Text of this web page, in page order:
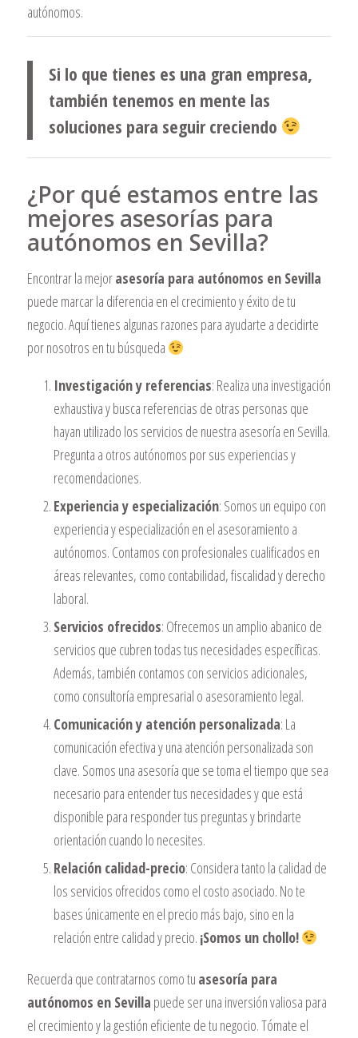
autónomos.
Si lo que tienes es una gran empresa,
también tenemos en mente las
soluciones para seguir creciendo
¿Por qué estamos entre las
mejores asesorías para
autónomos en Sevilla?
Encontrar la mejorasesoría para autónomos en Sevilla
puede marcar la diferencia en el crecimiento y éxito de tu
negocio. Aquí tienes algunas razones para ayudarte a decidirte
por nosotros en tu búsqueda
Investigación y referencias: Realiza una investigación
exhaustiva y busca referencias de otras personas que
hayan utilizado los servicios de nuestra asesoría en Sevilla.
Pregunta a otros autónomos por sus experiencias y
recomendaciones.
Experiencia y especialización: Somos un equipo con
experiencia y especialización en el asesoramiento a
autónomos. Contamos con profesionales cualificados en
áreas relevantes, como contabilidad, fiscalidad y derecho
laboral.
Servicios ofrecidos: Ofrecemos un amplio abanico de
servicios que cubren todas tus necesidades específicas.
Además, también contamos con servicios adicionales,
como consultoría empresarial o asesoramiento legal.
Comunicación y atención personalizada: La
comunicación efectiva y una atención personalizada son
clave. Somos una asesoría que se toma el tiempo que sea
necesario para entender tus necesidades y que está
disponible para responder tus preguntas y brindarte
orientación cuando lo necesites.
Relación calidad-precio: Considera tanto la calidad de
los servicios ofrecidos como el costo asociado. No te
bases únicamente en el precio más bajo, sino en la
relación entre calidad y precio. ¡Somos un chollo!
Recuerda que contratarnos como tu asesoría para
autónomos en Sevilla puede ser una inversión valiosa para
el crecimiento y la gestión eficiente de tu negocio. Tómate el